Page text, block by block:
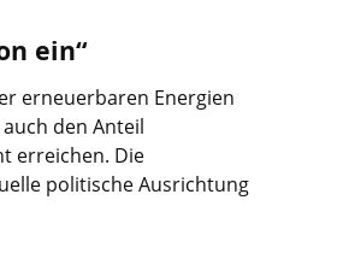
ein“
erneuerbaren Energien
den Anteil
erreichen. Die
politische Ausrichtung